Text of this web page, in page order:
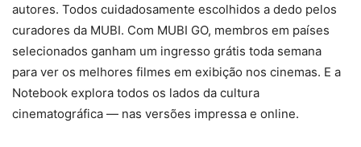
autores. Todos cuidadosamente escolhidos a dedo pelos
curadores da MUBI. Com MUBI GO, membros em países
selecionados ganham um ingresso grátis toda semana
para ver os melhores filmes em exibição nos cinemas. E a
Notebook explora todos os lados da cultura
cinematográfica — nas versões impressa e online.